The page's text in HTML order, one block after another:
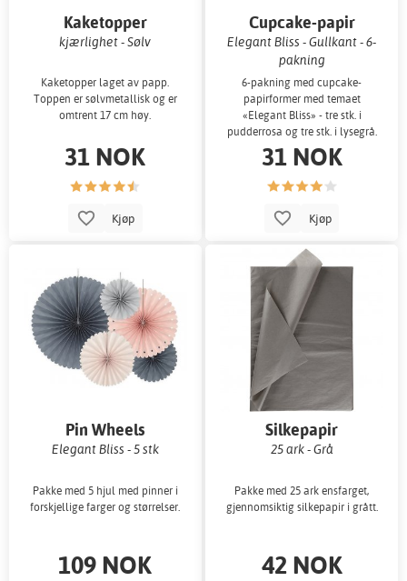
Kaketopper
kjærlighet - Sølv
Kaketopper laget av papp.
Toppen er sølvmetallisk og er
omtrent 17 cm høy.
31 NOK
Kjøp
Cupcake-papir
Elegant Bliss - Gullkant - 6-
pakning
6-pakning med cupcake-
papirformer med temaet
«Elegant Bliss» - tre stk. i
pudderrosa og tre stk. i lysegrå.
31 NOK
Kjøp
Pin Wheels
Elegant Bliss - 5 stk
Pakke med 5 hjul med pinner i
forskjellige farger og størrelser.
109 NOK
Silkepapir
25 ark - Grå
Pakke med 25 ark ensfarget,
gjennomsiktig silkepapir i grått.
42 NOK